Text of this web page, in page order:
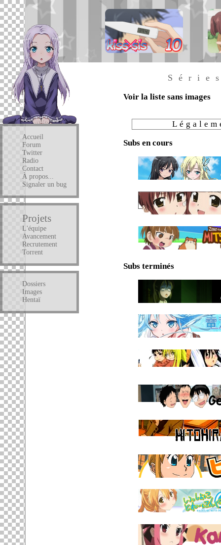
Accueil
Forum
Twitter
Radio
Contact
À propos...
Signaler un bug
Projets
L'équipe
Avancement
Recrutement
Torrent
Dossiers
Images
Hentaï
Voir la liste sans images
Subs en cours
Subs terminés